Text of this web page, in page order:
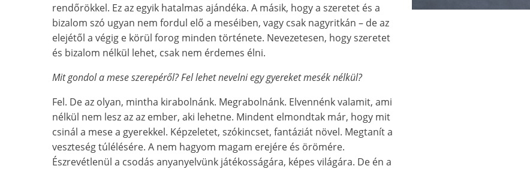
rendőrökkel. Ez az egyik hatalmas ajándéka. A másik, hogy a szeretet és a
bizalom szó ugyan nem fordul elő a meséiben, vagy csak nagyritkán – de az
elejétől a végig e körül forog minden története. Nevezetesen, hogy szeretet
és bizalom nélkül lehet, csak nem érdemes élni.
Mit gondol a mese szerepéről? Fel lehet nevelni egy gyereket mesék nélkül?
Fel. De az olyan, mintha kirabolnánk. Megrabolnánk. Elvennénk valamit, ami
nélkül nem lesz az az ember, aki lehetne. Mindent elmondtak már, hogy mit
csinál a mese a gyerekkel. Képzeletet, szókincset, fantáziát növel. Megtanít a
veszteség túlélésére. A nem hagyom magam erejére és örömére.
Észrevétlenül a csodás anyanyelvünk játékosságára, képes világára. De én a